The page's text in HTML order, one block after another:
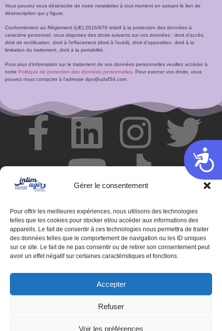
Gérer le consentement
Pour offrir les meilleures expériences, nous utilisons des technologies
telles que les cookies pour stocker et/ou accéder aux informations des
appareils. Le fait de consentir à ces technologies nous permettra de traiter
des données telles que le comportement de navigation ou les ID uniques
sur ce site. Le fait de ne pas consentir ou de retirer son consentement peut
avoir un effet négatif sur certaines caractéristiques et fonctions.
Accepter
Refuser
Voir les préférences
Vous pouvez vous désinscrire de notre newsletter à tout moment en suivant le lien de
désinscription qui y figure.
Conformément au Règlement (UE) 2016/679 relatif à la protection des données à
caractère personnel, vous disposez des droits suivants sur vos données : droit d’accès,
droit de rectification, droit à l’effacement (droit à l’oubli), droit d’opposition, droit à la
limitation du traitement, droit à la portabilité.
Pour plus d’information sur le traitement de vos données personnelles veuillez accéder à
notre Politique de protection des données personnelles. Pour exercer vos droits, vous
pouvez nous contacter à l’adresse dpo@udaf54.com.
© Centre de ressources INTIMAGIR Grand Est – 124 rue de
Newcastle 54000 NANCY
Mentions légales